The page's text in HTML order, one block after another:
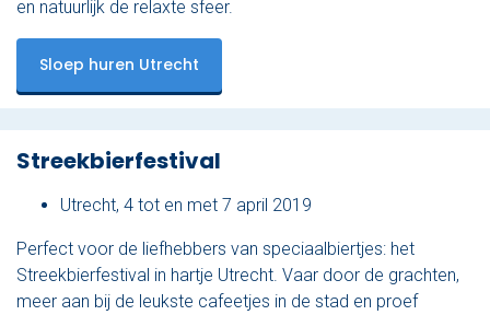
en natuurlijk de relaxte sfeer.
Sloep huren Utrecht
Streekbierfestival
Utrecht, 4 tot en met 7 april 2019
Perfect voor de liefhebbers van speciaalbiertjes: het
Streekbierfestival in hartje Utrecht. Vaar door de grachten,
meer aan bij de leukste cafeetjes in de stad en proef